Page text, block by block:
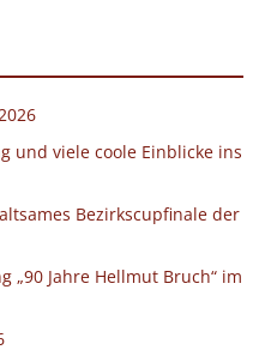
und viele coole Einblicke ins
Bezirkscupfinale der
„90 Jahre Hellmut Bruch“ im